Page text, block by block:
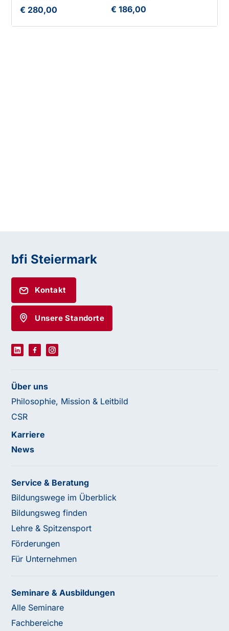
€ 280,00 € 186,00
bfi Steiermark
Kontakt
Unsere Standorte
Über uns
Philosophie, Mission & Leitbild
CSR
Karriere
News
Service & Beratung
Bildungswege im Überblick
Bildungsweg finden
Lehre & Spitzensport
Förderungen
Für Unternehmen
Seminare & Ausbildungen
Alle Seminare
Fachbereiche